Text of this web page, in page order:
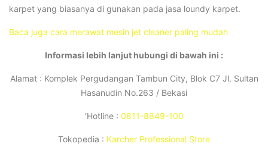
karpet yang biasanya di gunakan pada jasa loundy karpet.
Baca juga cara merawat mesin jet cleaner paling mudah
Informasi lebih lanjut hubungi di bawah ini :
Alamat : Komplek Pergudangan Tambun City, Blok C7 Jl. Sultan
Hasanudin No.263 / Bekasi
‘Hotline : 0811-8849-100
Tokopedia : Karcher Professional Store